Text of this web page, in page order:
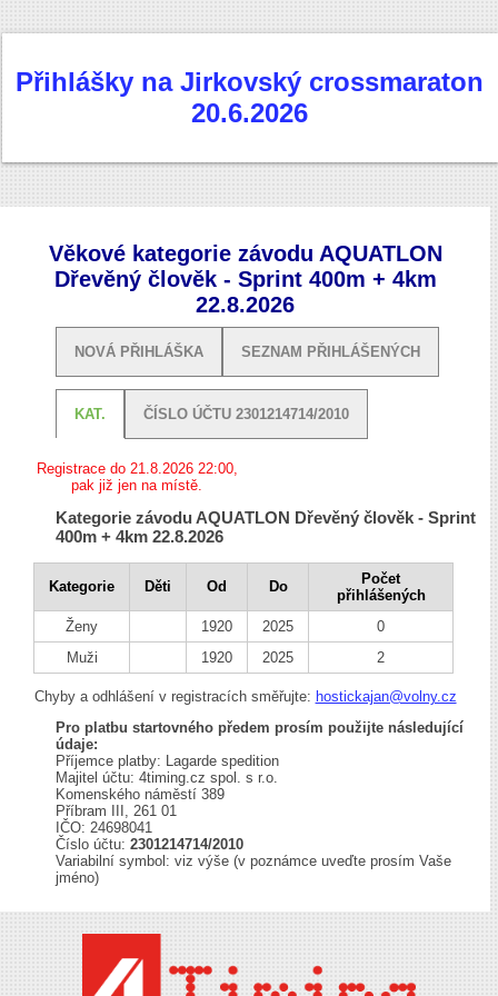
Přihlášky na Jirkovský crossmaraton
20.6.2026
Věkové kategorie závodu AQUATLON
Dřevěný člověk - Sprint 400m + 4km
22.8.2026
NOVÁ PŘIHLÁŠKA SEZNAM PŘIHLÁŠENÝCH
KAT. ČÍSLO ÚČTU 2301214714/2010
Registrace do 21.8.2026 22:00,
pak již jen na místě.
Kategorie závodu AQUATLON Dřevěný člověk - Sprint
400m + 4km 22.8.2026
Kategorie Děti Od Do
Počet
přihlášených
Ženy
1920 2025
0
Muži
1920 2025 2
Chyby a odhlášení v registracích směřujte: hostickajan@volny.cz
Pro platbu startovného předem prosím použijte následující
údaje:
Příjemce platby: Lagarde spedition
Majitel účtu: 4timing.cz spol. s r.o.
Komenského náměstí 389
Příbram III, 261 01
IČO: 24698041
Číslo účtu: 2301214714/2010
Variabilní symbol: viz výše (v poznámce uveďte prosím Vaše
jméno)